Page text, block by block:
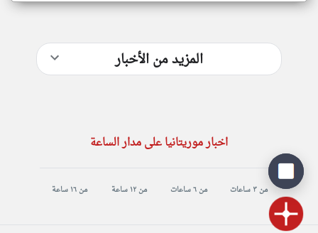
المزيد من الأخبار
اخبار موريتانيا على مدار الساعة
من ٣ ساعات من ٦ ساعات من ١٢ ساعة من ١٦ ساعة